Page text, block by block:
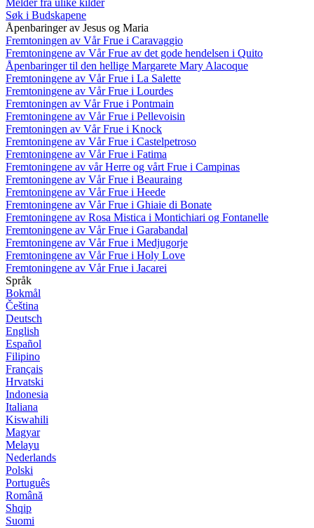
Søk i Budskapene
Åpenbaringer av Jesus og Maria
Fremtoningen av Vår Frue i Caravaggio
Fremtoningene av Vår Frue av det gode hendelsen i Quito
Åpenbaringer til den hellige Margarete Mary Alacoque
Fremtoningene av Vår Frue i La Salette
Fremtoningene av Vår Frue i Lourdes
Fremtoningen av Vår Frue i Pontmain
Fremtoningene av Vår Frue i Pellevoisin
Fremtoningen av Vår Frue i Knock
Fremtoningene av Vår Frue i Castelpetroso
Fremtoningene av Vår Frue i Fatima
Fremtoningene av vår Herre og vårt Frue i Campinas
Fremtoningene av Vår Frue i Beauraing
Fremtoningene av Vår Frue i Heede
Fremtoningene av Vår Frue i Ghiaie di Bonate
Fremtoningene av Rosa Mistica i Montichiari og Fontanelle
Fremtoningene av Vår Frue i Garabandal
Fremtoningene av Vår Frue i Medjugorje
Fremtoningene av Vår Frue i Holy Love
Fremtoningene av Vår Frue i Jacarei
Språk
Bokmål
Čeština
Deutsch
English
Español
Filipino
Français
Hrvatski
Indonesia
Italiana
Kiswahili
Magyar
Melayu
Nederlands
Polski
Português
Română
Shqip
Suomi